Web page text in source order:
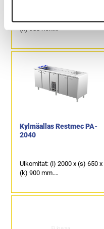
Ulkomitat: (l) 860 x (s) 650 x
(k) 900 mm.
Kylmäallas on 2 x GN 1/1
Jäähdytysilmankierrolla
varustetun altaan korkeus on
210 mm.
Kalusteessa on 1 kpl
Kylmäallas Restmec PA-
2040
Ulkomitat: (l) 2000 x (s) 650 x
(k) 900 mm.
Kylmäallas on 5 x GN 1/1